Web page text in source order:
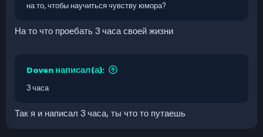
на то, чтобы научиться чувству юмора?
На то что проебать 3 часа своей жизни
Doven написал(а):
3 часа
Так я и написал 3 часа, ты что то путаешь